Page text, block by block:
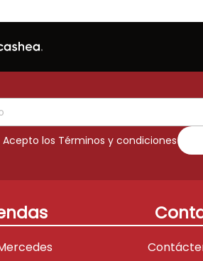
Acepto los Términos y condiciones